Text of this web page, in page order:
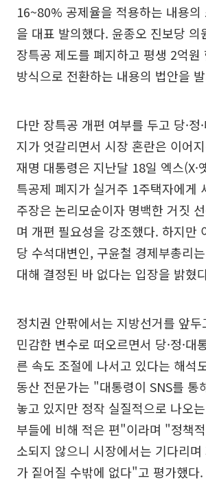
16~80% 공제율을 적용하는 내용의
을 대표 발의했다. 윤종오 진보당 의
장특공 제도를 폐지하고 평생 2억원
방식으로 전환하는 내용의 법안을
다만 장특공 개편 여부를 두고 당·정
지가 엇갈리면서 시장 혼란은 이어
재명 대통령은 지난달 18일 엑스(X·
특공제 폐지가 실거주 1주택자에게
주장은 논리모순이자 명백한 거짓
며 개편 필요성을 강조했다. 하지만
당 수석대변인, 구윤철 경제부총리
대해 결정된 바 없다는 입장을 밝혔
정치권 안팎에서는 지방선거를 앞
민감한 변수로 떠오르면서 당·정·대
른 속도 조절에 나서고 있다는 해석
동산 전문가는 "대통령이 SNS를 통
놓고 있지만 정작 실질적으로 나오
부들에 비해 적은 편"이라며 "정책
소되지 않으니 시장에서는 기다리
가 짙어질 수밖에 없다"고 평가했다.